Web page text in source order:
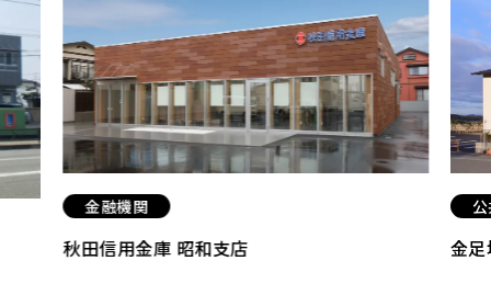
金融機関
秋田信用金庫 昭和支店 金